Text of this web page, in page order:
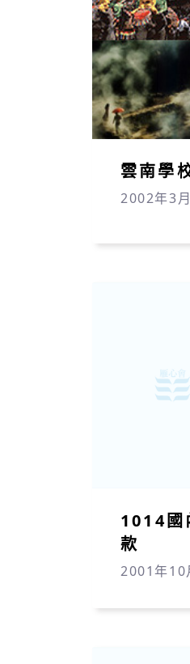
雲南學
2002年3
1014國
款
2001年10